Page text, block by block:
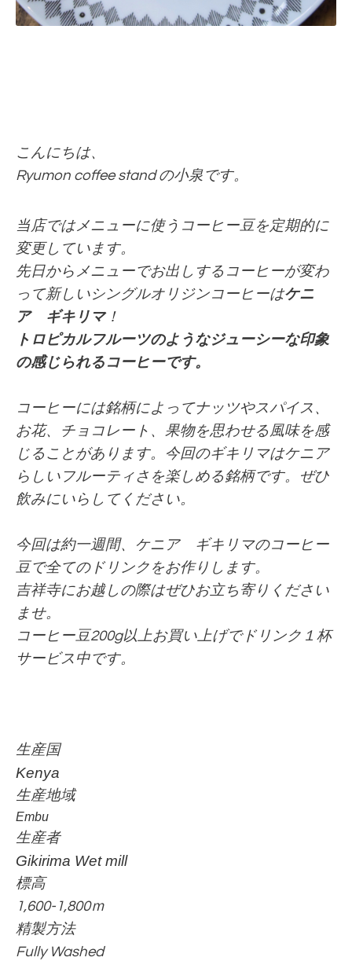
こんにちは、
Ryumon coffee stand の小泉です。
当店ではメニューに使うコーヒー豆を定期的に
変更しています。
先日からメニューでお出しするコーヒーが変わ
って新しいシングルオリジンコーヒーはケニ
ア ギキリマ！
トロピカルフルーツのようなジューシーな印象
の感じられるコーヒーです。
コーヒーには銘柄によってナッツやスパイス、
お花、チョコレート、果物を思わせる風味を感
じることがあります。今回のギキリマはケニア
らしいフルーティさを楽しめる銘柄です。ぜひ
飲みにいらしてください。
今回は約一週間、ケニア ギキリマのコーヒー
豆で全てのドリンクをお作りします。
吉祥寺にお越しの際はぜひお立ち寄りください
ませ。
コーヒー豆200g以上お買い上げでドリンク１杯
サービス中です。
生産国
Kenya
生産地域
Embu
生産者
Gikirima Wet mill
標高
1,600-1,800ｍ
精製方法
Fully Washed